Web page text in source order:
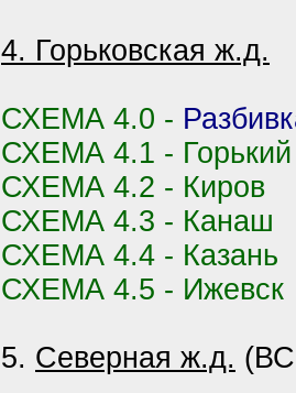
4. Горьковская ж.д.
СХЕМА 4.0 -
СХЕМА 4.1 - Горький
СХЕМА 4.2 - Киров
СХЕМА 4.3 - Канаш
СХЕМА 4.4 - Казань
СХЕМА 4.5 - Ижевск
5. Северная ж.д.